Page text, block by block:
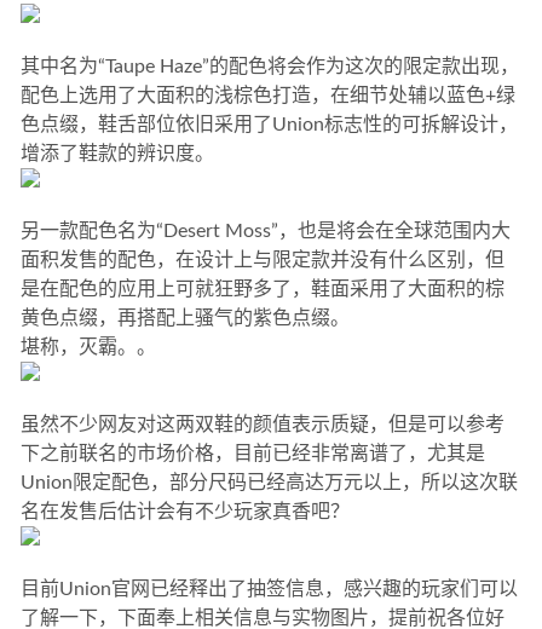
其中名为“Taupe Haze”的配色将会作为这次的限定款出现，
配色上选用了大面积的浅棕色打造，在细节处辅以蓝色+绿
色点缀，鞋舌部位依旧采用了Union标志性的可拆解设计，
增添了鞋款的辨识度。
另一款配色名为“Desert Moss”，也是将会在全球范围内大
面积发售的配色，在设计上与限定款并没有什么区别，但
是在配色的应用上可就狂野多了，鞋面采用了大面积的棕
黄色点缀，再搭配上骚气的紫色点缀。
堪称，灭霸。。
虽然不少网友对这两双鞋的颜值表示质疑，但是可以参考
下之前联名的市场价格，目前已经非常离谱了，尤其是
Union限定配色，部分尺码已经高达万元以上，所以这次联
名在发售后估计会有不少玩家真香吧？
目前Union官网已经释出了抽签信息，感兴趣的玩家们可以
了解一下，下面奉上相关信息与实物图片，提前祝各位好